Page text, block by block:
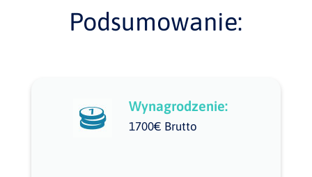
Podsumowanie:
Wynagrodzenie:
1700€ Brutto